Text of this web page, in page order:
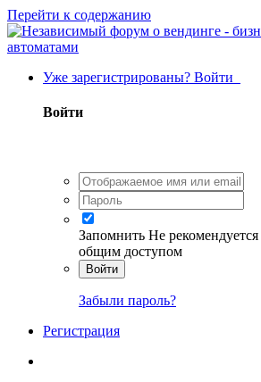
Перейти к содержанию
Уже зарегистрированы? Войти
Войти
Запомнить Не
общим доступом
Войти
Забыли пароль?
Регистрация